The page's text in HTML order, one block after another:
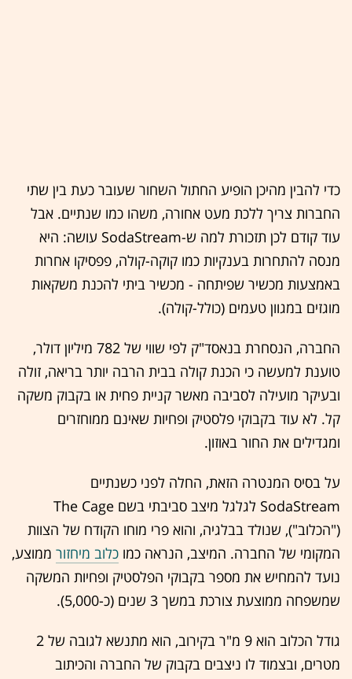
כדי להבין מהיכן הופיע החתול השחור שעובר כעת בין שתי
החברות צריך ללכת מעט אחורה, משהו כמו שנתיים. אבל
עוד קודם לכן תזכורת למה ש-SodaStream עושה: היא
מנסה להתחרות בענקיות כמו קוקה-קולה, פפסיקו אחרות
באמצעות מכשיר שפיתחה - מכשיר ביתי להכנת משקאות
מוגזים במגוון טעמים (כולל-קולה).
החברה, הנסחרת בנאסד"ק לפי שווי של 782 מיליון דולר,
טוענת למעשה כי הכנת קולה בבית הרבה יותר בריאה, זולה
ובעיקר מועילה לסביבה מאשר קניית פחית או בקבוק משקה
קל. לא עוד בקבוקי פלסטיק ופחיות שאינם ממוחזרים
ומגדילים את החור באוזון.
על בסיס המנטרה הזאת, החלה לפני כשנתיים
SodaStream לגלגל מיצב סביבתי בשם The Cage
("הכלוב"), שנולד בבלגיה, והוא פרי מוחו הקודח של הצוות
המקומי של החברה. המיצב, הנראה כמו כלוב מיחזור ממוצע,
נועד להמחיש את מספר בקבוקי הפלסטיק ופחיות המשקה
שמשפחה ממוצעת צורכת במשך 3 שנים (כ-5,000).
גודל הכלוב הוא 9 מ"ר בקירוב, הוא מתנשא לגובה של 2
מטרים, ובצמוד לו ניצבים בקבוק של החברה והכיתוב